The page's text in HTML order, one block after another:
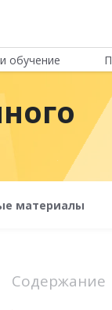
обучение
материалы
Содержание